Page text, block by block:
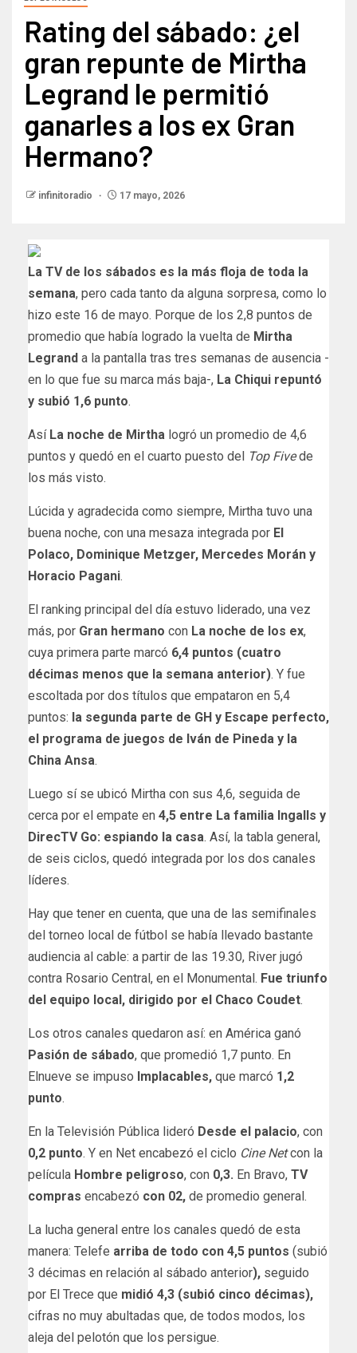
Rating del sábado: ¿el
gran repunte de Mirtha
Legrand le permitió
ganarles a los ex Gran
Hermano?
infinitoradio 17 mayo, 2026
La TV de los sábados es la más floja de toda la
semana, pero cada tanto da alguna sorpresa, como lo
hizo este 16 de mayo. Porque de los 2,8 puntos de
promedio que había logrado la vuelta de Mirtha
Legrand a la pantalla tras tres semanas de ausencia -
en lo que fue su marca más baja-, La Chiqui repuntó
y subió 1,6 punto.
Así La noche de Mirtha logró un promedio de 4,6
puntos y quedó en el cuarto puesto del Top Fivede
los más visto.
Lúcida y agradecida como siempre, Mirtha tuvo una
buena noche, con una mesaza integrada por El
Polaco, Dominique Metzger, Mercedes Morán y
Horacio Pagani.
El ranking principal del día estuvo liderado, una vez
más, por Gran hermano con La noche de los ex,
cuya primera parte marcó 6,4 puntos (cuatro
décimas menos que la semana anterior). Y fue
escoltada por dos títulos que empataron en 5,4
puntos: la segunda parte de GH y Escape perfecto,
el programa de juegos de Iván de Pineda y la
China Ansa.
Luego sí se ubicó Mirtha con sus 4,6, seguida de
cerca por el empate en 4,5 entre La familia Ingalls y
DirecTV Go: espiando la casa. Así, la tabla general,
de seis ciclos, quedó integrada por los dos canales
líderes.
Hay que tener en cuenta, que una de las semifinales
del torneo local de fútbol se había llevado bastante
audiencia al cable: a partir de las 19.30, River jugó
contra Rosario Central, en el Monumental. Fue triunfo
del equipo local, dirigido por el Chaco Coudet.
Los otros canales quedaron así: en América ganó
Pasión de sábado, que promedió 1,7 punto. En
Elnueve se impuso Implacables, que marcó 1,2
punto.
En la Televisión Pública lideró Desde el palacio, con
0,2 punto. Y en Net encabezó el ciclo Cine Netcon la
película Hombre peligroso, con 0,3. En Bravo, TV
compras encabezó con 02, de promedio general.
La lucha general entre los canales quedó de esta
manera: Telefe arriba de todo con 4,5 puntos (subió
3 décimas en relación al sábado anterior), seguido
por El Trece que midió 4,3 (subió cinco décimas),
cifras no muy abultadas que, de todos modos, los
aleja del pelotón que los persigue.